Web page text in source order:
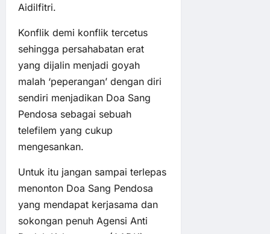
Aidilfitri.
Konflik demi konflik tercetus
sehingga persahabatan erat
yang dijalin menjadi goyah
malah ‘peperangan’ dengan diri
sendiri menjadikan Doa Sang
Pendosa sebagai sebuah
telefilem yang cukup
mengesankan.
Untuk itu jangan sampai terlepas
menonton Doa Sang Pendosa
yang mendapat kerjasama dan
sokongan penuh Agensi Anti